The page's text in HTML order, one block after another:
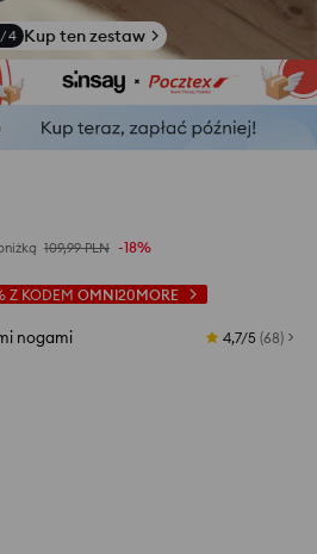
/4 Kup ten zestaw
109,99 PLN -18%
Z KODEM OMNI20MORE
nogami 4,7/5 (68)